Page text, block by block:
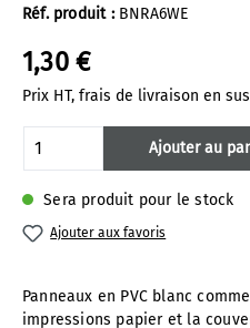
Réf. produit : BNRA6WE
1,30 €
Prix HT, frais de livraison en sus
Sera produit pour le stock
Quantité deAjouter au
Ajouter aux favoris
Panneaux en PVC blanc
impressions papier et la